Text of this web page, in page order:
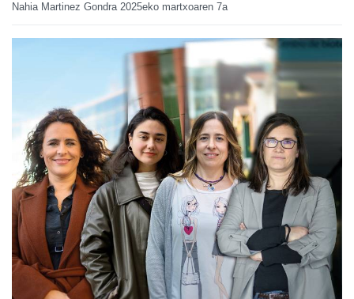
Nahia Martinez Gondra 2025eko martxoaren 7a